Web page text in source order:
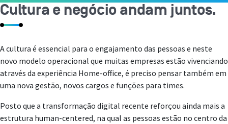
Cultura e negócio andam juntos.
A cultura é essencial para o engajamento das pessoas e neste
novo modelo operacional que muitas empresas estão vivenciando
através da experiência Home-office, é preciso pensar também em
uma nova gestão, novos cargos e funções para times.
Posto que a transformação digital recente reforçou ainda mais a
estrutura human-centered, na qual as pessoas estão no centro da